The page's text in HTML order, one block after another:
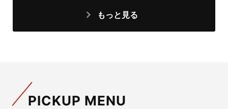
もっと見る
PICKUP MENU